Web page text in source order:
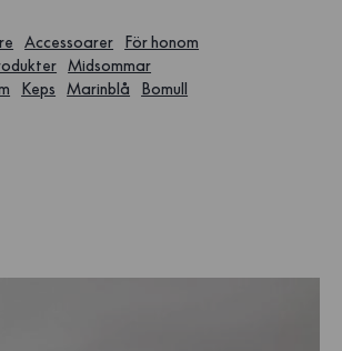
Accessoarer
För honom
Midsommar
Keps Marinblå Bomull